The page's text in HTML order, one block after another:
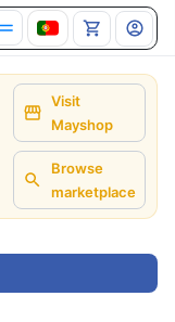
Visit
Mayshop
Browse
marketplace